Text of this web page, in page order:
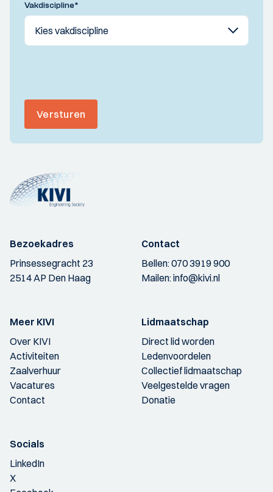
Vakdiscipline*
Versturen
Bezoekadres
Prinsessegracht 23
2514 AP Den Haag
Contact
Bellen:070 3919 900
Mailen:info@kivi.nl
Meer KIVI
Over KIVI
Activiteiten
Zaalverhuur
Vacatures
Contact
Lidmaatschap
Direct lid worden
Ledenvoordelen
Collectief lidmaatschap
Veelgestelde vragen
Donatie
Socials
LinkedIn
X